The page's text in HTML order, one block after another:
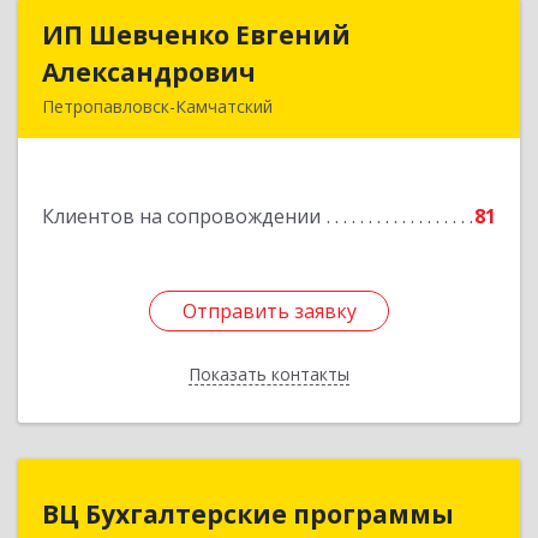
ИП Шевченко Евгений
Александрович
Петропавловск-Камчатский
Клиентов на сопровождении 81
Отправить заявку
Показать контакты
ИП Шевченко Евгений
Отправить заявку
Назад
ВЦ Бухгалтерские программы